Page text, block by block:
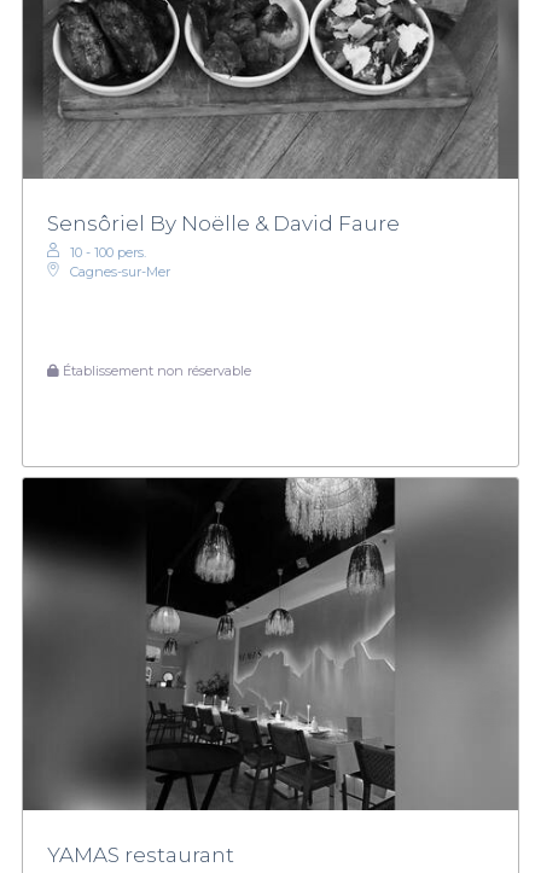
Sensôriel By Noëlle & David Faure
10 - 100 pers.
Cagnes-sur-Mer
Établissement non réservable
YAMAS restaurant